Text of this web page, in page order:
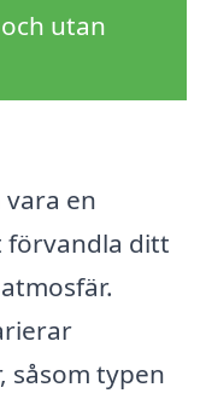
utan
en
ditt
såsom typen